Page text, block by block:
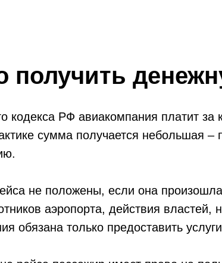
получить
кодекса РФ авиакомпания платит
сумма получается небольшая
не положены, если она
аэропорта, действия
обязана только предоставить